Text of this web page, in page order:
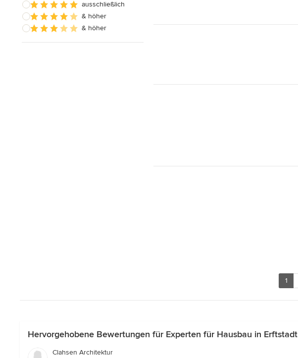
ausschließlich
& höher
& höher
1
Hervorgehobene Bewertungen für Experten für Hausbau in Erftstadt
Clahsen Architektur